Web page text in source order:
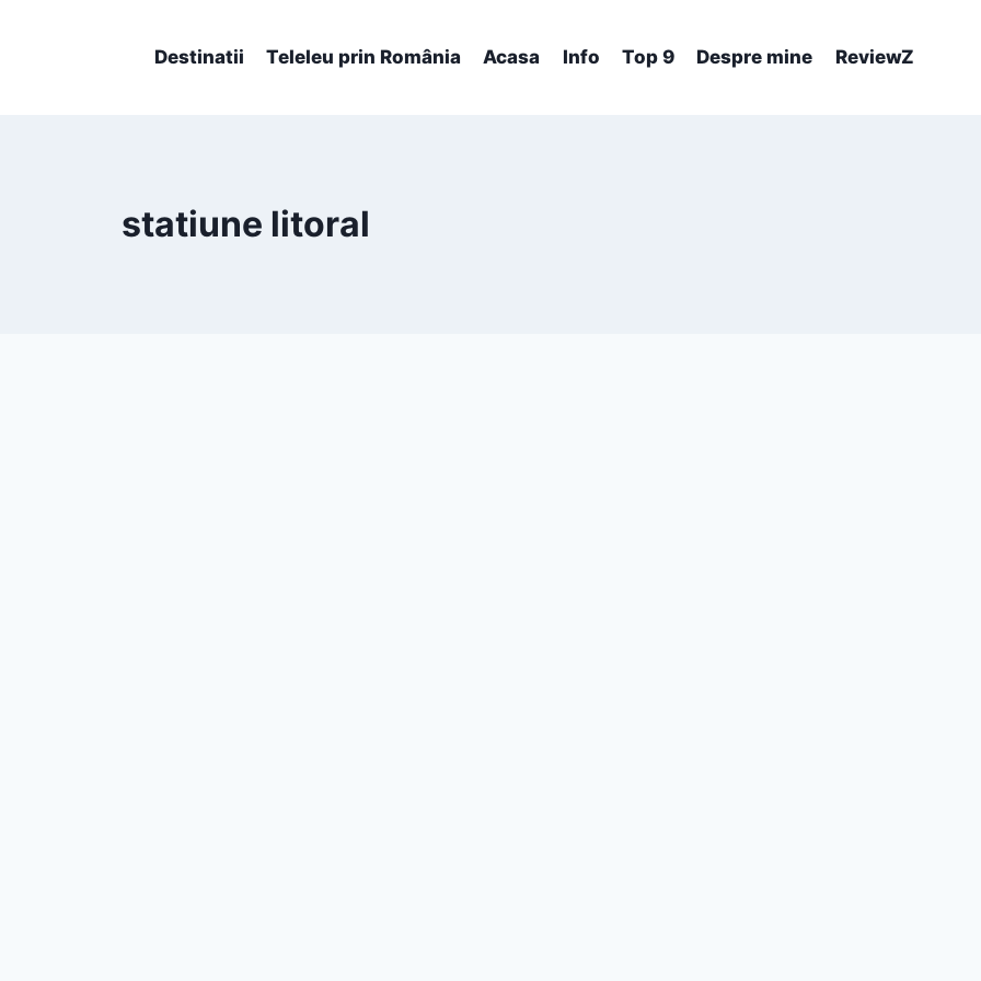
Destinatii Teleleu prin România Acasa Info Top 9 Despre mine ReviewZ
statiune litoral